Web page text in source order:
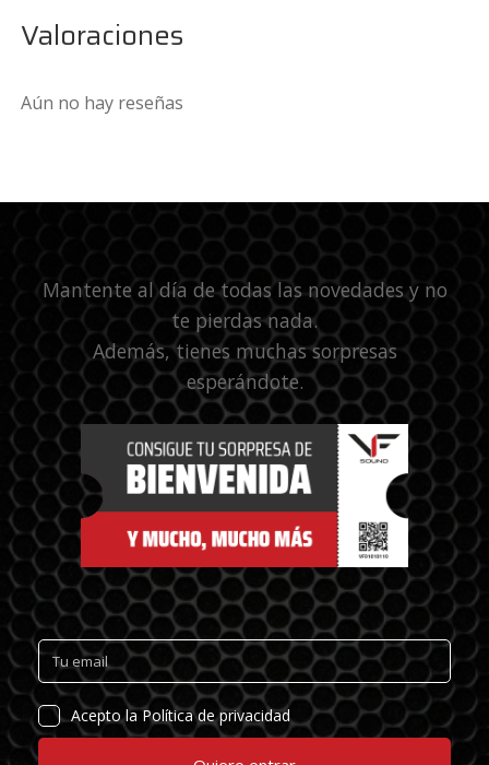
Valoraciones
Aún no hay reseñas
Mantente al día de todas las novedades y no
te pierdas nada.
Además, tienes muchas sorpresas
esperándote.